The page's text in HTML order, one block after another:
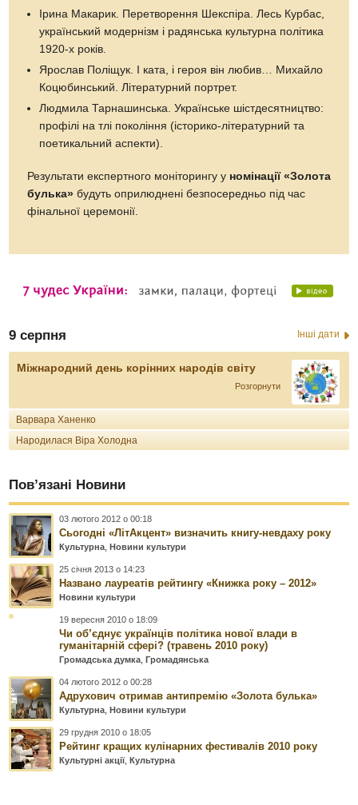
Ірина Макарик. Перетворення Шекспіра. Лесь Курбас,
український модернізм і радянська культурна політика
1920-х років.
Ярослав Поліщук. І ката, і героя він любив… Михайло
Коцюбинський. Літературний портрет.
Людмила Тарнашинська. Українське шістдесятництво:
профілі на тлі покоління (історико-літературний та
поетикальний аспекти).
Результати експертного моніторингу у номінації «Золота
булька» будуть оприлюднені безпосередньо під час
фінальної церемонії.
9 серпня Інші дати
Міжнародний день корінних народів світу
Розгорнути
Варвара Ханенко
Народилася Віра Холодна
Пов’язані Новини
03 лютого 2012 о 00:18
Сьогодні «ЛітАкцент» визначить книгу-невдаху року
Культурна ,Новини культури
25 січня 2013 о 14:23
Названо лауреатів рейтингу «Книжка року – 2012»
Новини культури
19 вересня 2010 о 18:09
Чи об’єднує українців політика нової влади в
гуманітарній сфері? (травень 2010 року)
Громадська думка ,Громадянська
04 лютого 2012 о 00:28
Адрухович отримав антипремію «Золота булька»
Культурна ,Новини культури
29 грудня 2010 о 18:05
Рейтинг кращих кулінарних фестивалів 2010 року
Культурні акції,Культурна